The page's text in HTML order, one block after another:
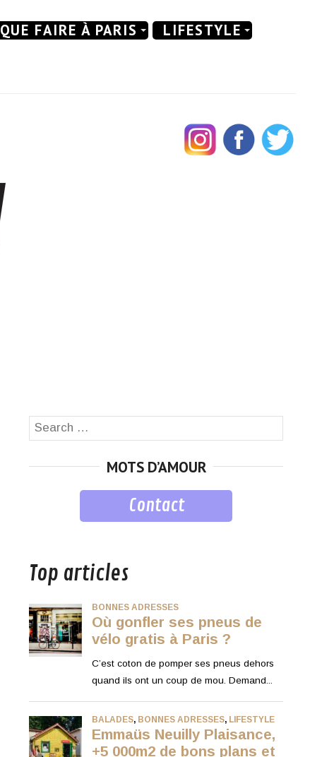
QUE FAIRE À PARIS
LIFESTYLE
Search
MOTS D’AMOUR
Contact
Top articles